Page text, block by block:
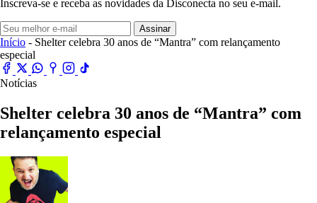
Inscreva-se e receba as novidades da Disconecta no seu e-mail.
Assinar
Início - Shelter celebra 30 anos de “Mantra” com relançamento
especial
Notícias
Shelter celebra 30 anos de “Mantra” com
relançamento especial